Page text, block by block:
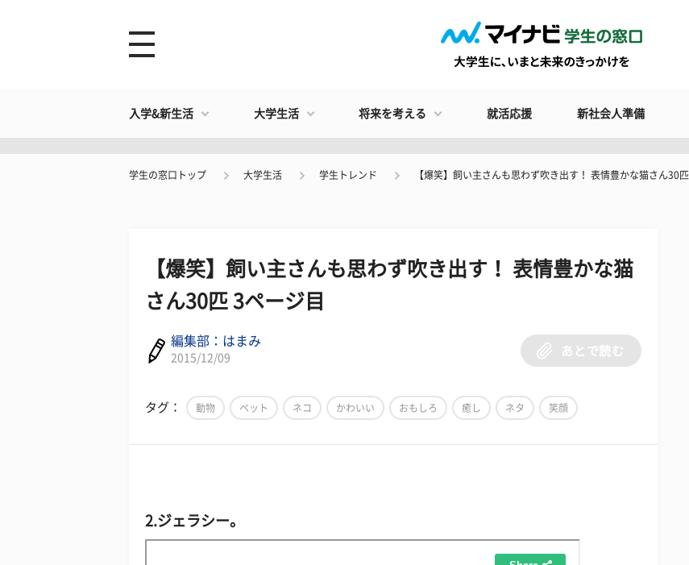
入学&新生活 大学生活 将来を考える 就活応援 新社会人準備
学生の窓口トップ 大学生活 学生トレンド 【爆笑】飼い主さんも思わず吹き出す！ 表情豊かな猫さん30匹
【爆笑】飼い主さんも思わず吹き出す！ 表情豊かな猫
さん30匹 3ページ目
編集部：はまみ
2015/12/09
あとで読む
タグ： 動物 ペット ネコ かわいい おもしろ 癒し ネタ 笑顔
2.ジェラシー。